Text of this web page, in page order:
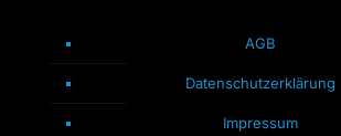
AGB
Datenschutzerklärung
Impressum